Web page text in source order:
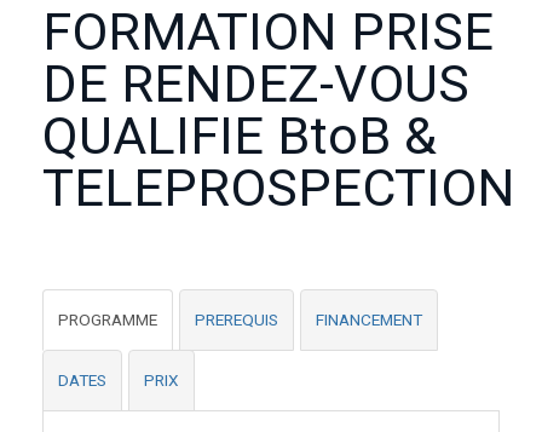
FORMATION PRISE
DE RENDEZ-VOUS
QUALIFIE BtoB &
TELEPROSPECTION
PROGRAMME PREREQUIS FINANCEMENT
DATES PRIX